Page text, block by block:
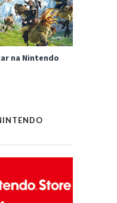
na Nintendo